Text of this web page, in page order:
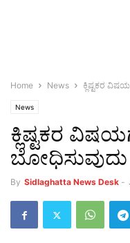
Home News ಕ್ಲಿಷ್ಟಕರ
News
ಕ್ಲಿಷ್ಟಕರ
By Sidlaghatta News Desk -